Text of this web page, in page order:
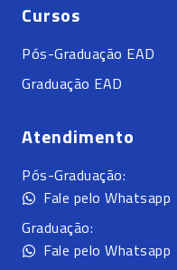
Cursos
Pós-Graduação EAD
Graduação EAD
Atendimento
Pós-Graduação:
Fale pelo Whatsapp
Graduação:
Fale pelo Whatsapp